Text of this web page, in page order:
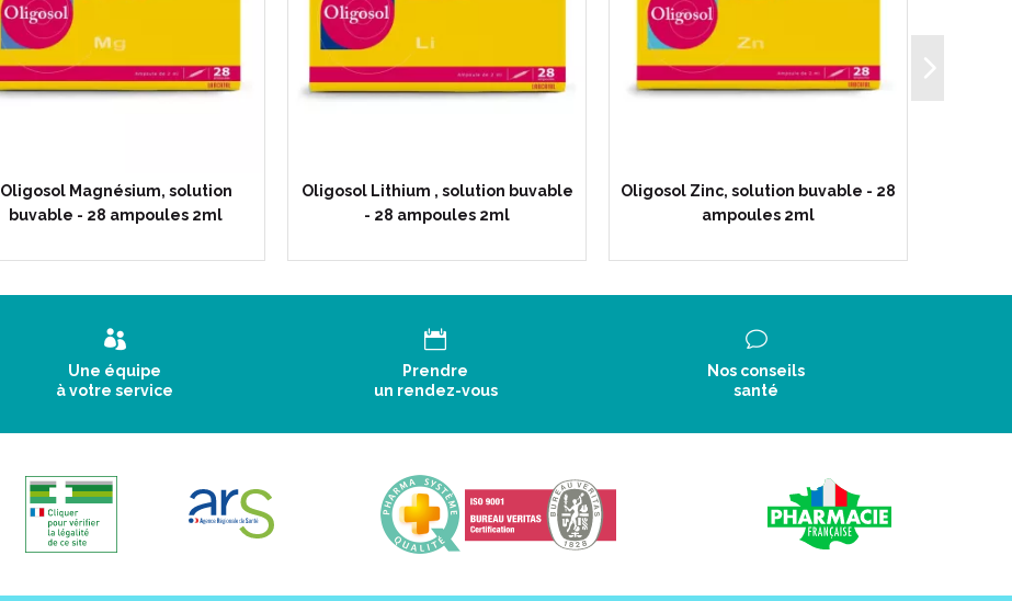
Oligosol Magnésium, solution
buvable - 28 ampoules 2ml
Oligosol Lithium , solution buvable
- 28 ampoules 2ml
Oligosol Zinc, solution buvable - 28
ampoules 2ml
Une équipe
à votre service
Prendre
un rendez-vous
Nos conseils
santé